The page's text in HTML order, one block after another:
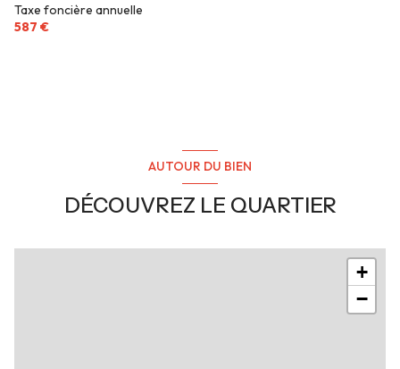
Taxe foncière annuelle
587 €
AUTOUR DU BIEN
DÉCOUVREZ LE QUARTIER
+
−